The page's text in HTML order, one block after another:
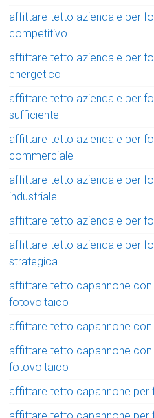
affittare tetto aziendale per
competitivo
affittare tetto aziendale per
energetico
affittare tetto aziendale per
sufficiente
affittare tetto aziendale per
commerciale
affittare tetto aziendale per
industriale
affittare tetto aziendale per
affittare tetto aziendale per
strategica
affittare tetto capannone
fotovoltaico
affittare tetto capannone
affittare tetto capannone
fotovoltaico
affittare tetto capannone
affittare tetto capannone